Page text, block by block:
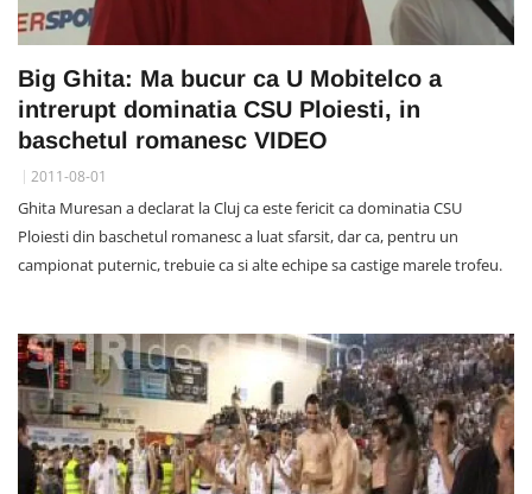
Big Ghita: Ma bucur ca U Mobitelco a
intrerupt dominatia CSU Ploiesti, in
baschetul romanesc VIDEO
2011-08-01
Ghita Muresan a declarat la Cluj ca este fericit ca dominatia CSU
Ploiesti din baschetul romanesc a luat sfarsit, dar ca, pentru un
campionat puternic, trebuie ca si alte echipe sa castige marele trofeu.